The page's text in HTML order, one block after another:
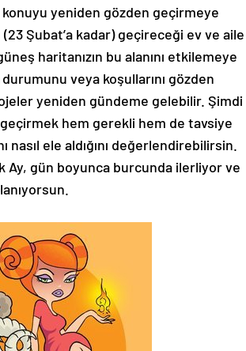
yeniden gözden geçirmeye
Şubat’a kadar) geçireceği ev ve aile
haritanızın bu alanını etkilemeye
veya koşullarını gözden
yeniden gündeme gelebilir. Şimdi
hem gerekli hem de tavsiye
nasıl ele aldığını değerlendirebilirsin.
Ay, gün boyunca burcunda ilerliyor ve